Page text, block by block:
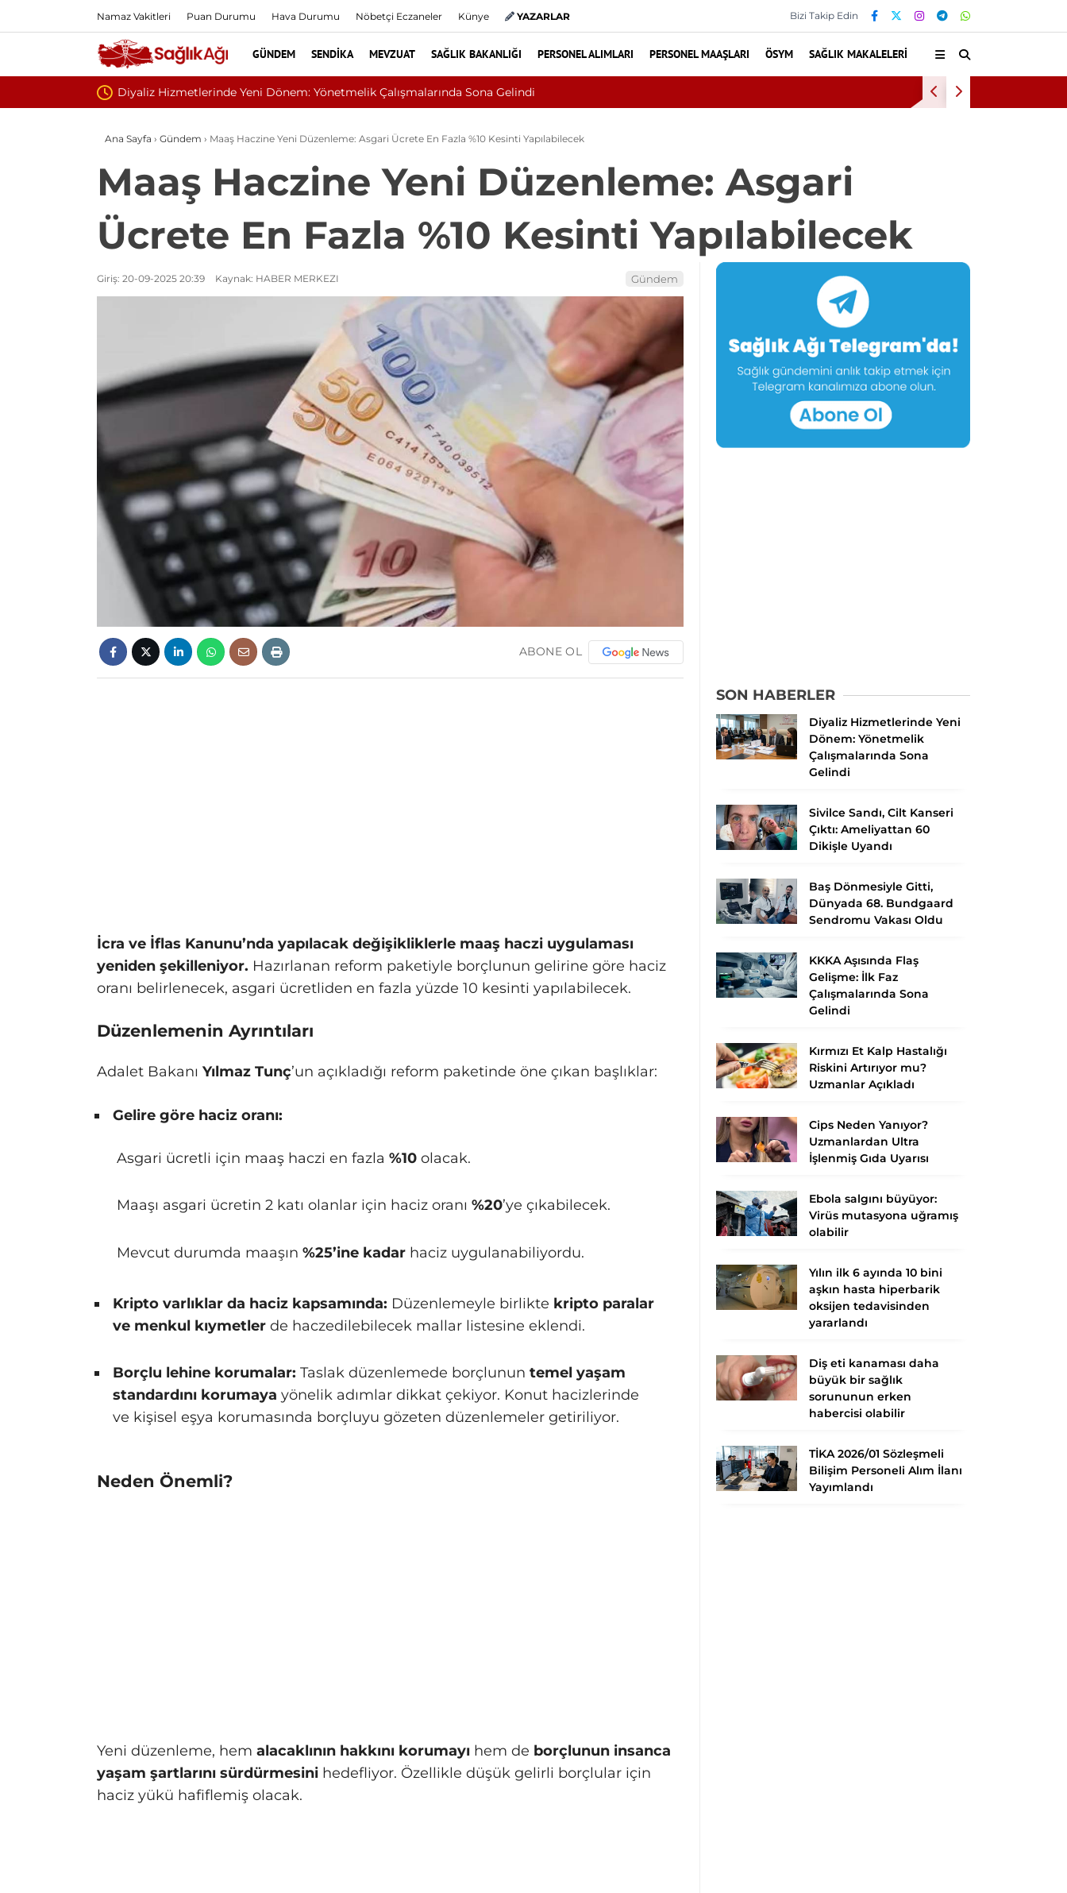
Namaz Vakitleri Puan Durumu Hava Durumu Nöbetçi Eczaneler Künye YAZARLAR Bizi Takip Edin
GÜNDEM SENDIKA MEVZUAT SAĞLIK BAKANLIĞI PERSONEL ALIMLARI PERSONEL MAAŞLARI ÖSYM SAĞLIK MAKALELERI
Sivilce Sandı, Cilt Kanseri Çıktı: Ameliyattan 60 Dikişle Uyandı
Ana Sayfa › Gündem › Maaş Haczine Yeni Düzenleme: Asgari Ücrete En Fazla %10 Kesinti Yapılabilecek
Maaş Haczine Yeni Düzenleme: Asgari
Ücrete En Fazla %10 Kesinti Yapılabilecek
Giriş: 20-09-2025 20:39 Kaynak: HABER MERKEZI Gündem
ABONE OL
İcra ve İflas Kanunu’nda yapılacak değişikliklerle maaş haczi uygulaması
yeniden şekilleniyor. Hazırlanan reform paketiyle borçlunun gelirine göre haciz
oranı belirlenecek, asgari ücretliden en fazla yüzde 10 kesinti yapılabilecek.
Düzenlemenin Ayrıntıları
Adalet Bakanı Yılmaz Tunç’un açıkladığı reform paketinde öne çıkan başlıklar:
Gelire göre haciz oranı:
Asgari ücretli için maaş haczi en fazla %10 olacak.
Maaşı asgari ücretin 2 katı olanlar için haciz oranı %20’ye çıkabilecek.
Mevcut durumda maaşın %25’ine kadar haciz uygulanabiliyordu.
Kripto varlıklar da haciz kapsamında: Düzenlemeyle birlikte kripto paralar
ve menkul kıymetler de haczedilebilecek mallar listesine eklendi.
Borçlu lehine korumalar: Taslak düzenlemede borçlunun temel yaşam
standardını korumaya yönelik adımlar dikkat çekiyor. Konut hacizlerinde
ve kişisel eşya korumasında borçluyu gözeten düzenlemeler getiriliyor.
Neden Önemli?
Yeni düzenleme, hem alacaklının hakkını korumayı hem de borçlunun insanca
yaşam şartlarını sürdürmesini hedefliyor. Özellikle düşük gelirli borçlular için
haciz yükü hafiflemiş olacak.
SON HABERLER
Diyaliz Hizmetlerinde Yeni
Dönem: Yönetmelik
Çalışmalarında Sona
Gelindi
Sivilce Sandı, Cilt Kanseri
Çıktı: Ameliyattan 60
Dikişle Uyandı
Baş Dönmesiyle Gitti,
Dünyada 68. Bundgaard
Sendromu Vakası Oldu
KKKA Aşısında Flaş
Gelişme: İlk Faz
Çalışmalarında Sona
Gelindi
Kırmızı Et Kalp Hastalığı
Riskini Artırıyor mu?
Uzmanlar Açıkladı
Cips Neden Yanıyor?
Uzmanlardan Ultra
İşlenmiş Gıda Uyarısı
Ebola salgını büyüyor:
Virüs mutasyona uğramış
olabilir
Yılın ilk 6 ayında 10 bini
aşkın hasta hiperbarik
oksijen tedavisinden
yararlandı
Diş eti kanaması daha
büyük bir sağlık
sorununun erken
habercisi olabilir
TİKA 2026/01 Sözleşmeli
Bilişim Personeli Alım İlanı
Yayımlandı